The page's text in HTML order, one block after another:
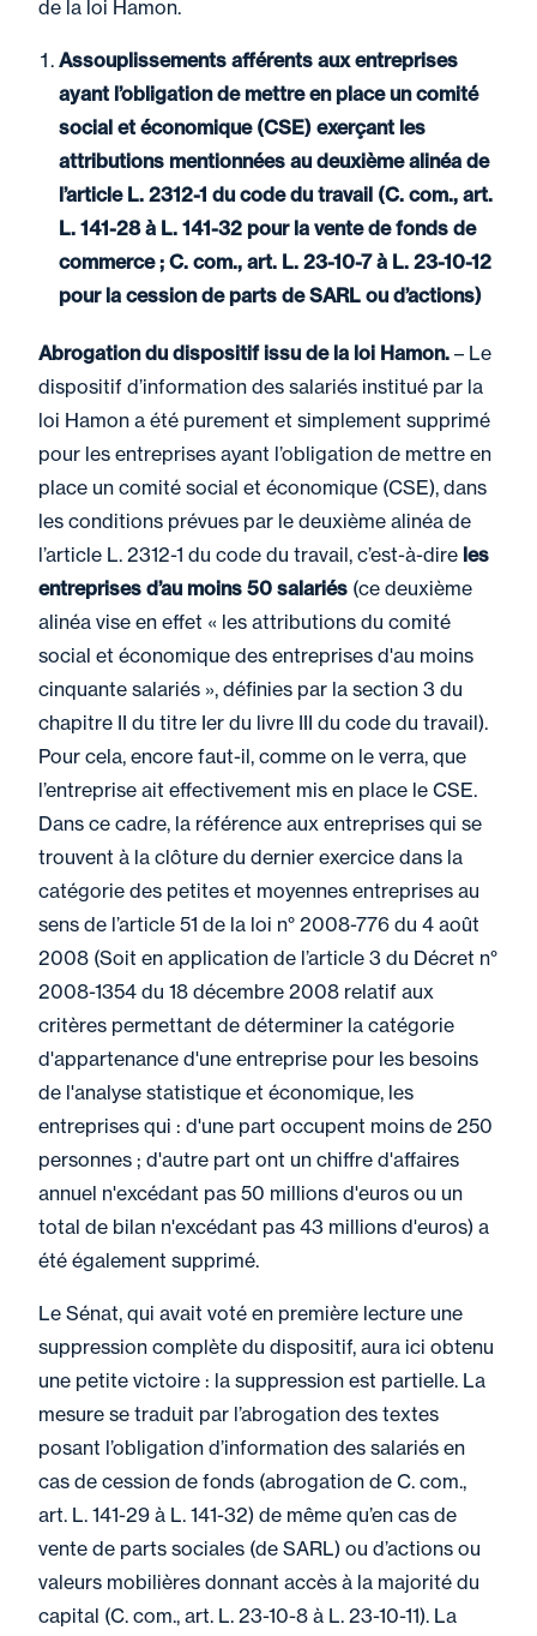
de la loi Hamon.
Assouplissements afférents aux entreprises
ayant l’obligation de mettre en place un comité
social et économique (CSE) exerçant les
attributions mentionnées au deuxième alinéa de
l’article L. 2312-1 du code du travail (C. com., art.
L. 141-28 à L. 141-32 pour la vente de fonds de
commerce ; C. com., art. L. 23-10-7 à L. 23-10-12
pour la cession de parts de SARL ou d’actions)
Abrogation du dispositif issu de la loi Hamon. – Le
dispositif d’information des salariés institué par la
loi Hamon a été purement et simplement supprimé
pour les entreprises ayant l’obligation de mettre en
place un comité social et économique (CSE), dans
les conditions prévues par le deuxième alinéa de
l’article L. 2312-1 du code du travail, c’est-à-dire les
entreprises d’au moins 50 salariés (ce deuxième
alinéa vise en effet « les attributions du comité
social et économique des entreprises d'au moins
cinquante salariés », définies par la section 3 du
chapitre II du titre Ier du livre III du code du travail).
Pour cela, encore faut-il, comme on le verra, que
l’entreprise ait effectivement mis en place le CSE.
Dans ce cadre, la référence aux entreprises qui se
trouvent à la clôture du dernier exercice dans la
catégorie des petites et moyennes entreprises au
sens de l’article 51 de la loi n° 2008-776 du 4 août
2008 (Soit en application de l’article 3 du Décret n°
2008-1354 du 18 décembre 2008 relatif aux
critères permettant de déterminer la catégorie
d'appartenance d'une entreprise pour les besoins
de l'analyse statistique et économique, les
entreprises qui : d'une part occupent moins de 250
personnes ; d'autre part ont un chiffre d'affaires
annuel n'excédant pas 50 millions d'euros ou un
total de bilan n'excédant pas 43 millions d'euros) a
été également supprimé.
Le Sénat, qui avait voté en première lecture une
suppression complète du dispositif, aura ici obtenu
une petite victoire : la suppression est partielle. La
mesure se traduit par l’abrogation des textes
posant l’obligation d’information des salariés en
cas de cession de fonds (abrogation de C. com.,
art. L. 141-29 à L. 141-32) de même qu’en cas de
vente de parts sociales (de SARL) ou d’actions ou
valeurs mobilières donnant accès à la majorité du
capital (C. com., art. L. 23-10-8 à L. 23-10-11). La